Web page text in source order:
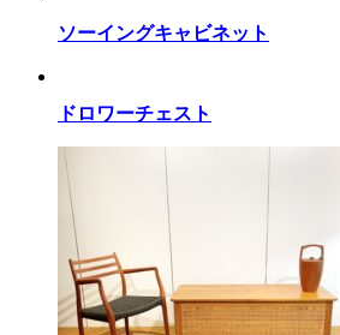
ソーイングキャビネット
ドロワーチェスト